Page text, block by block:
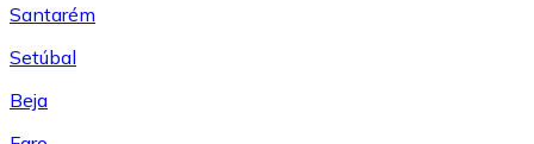
Santarém
Setúbal
Beja